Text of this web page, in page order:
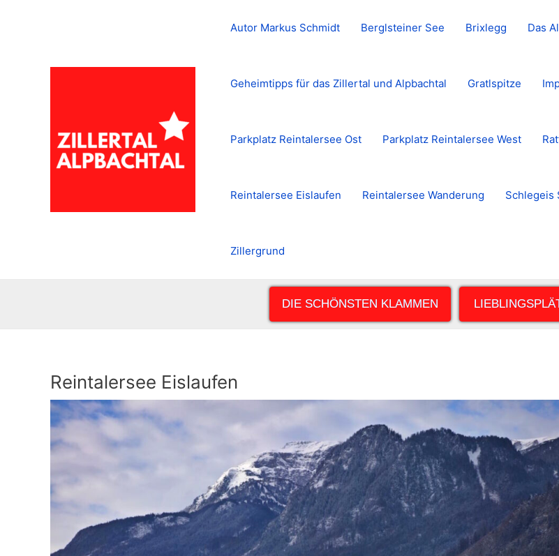
Autor Markus Schmidt Berglsteiner See Brixlegg Das
Geheimtipps für das Zillertal und Alpbachtal Gratlspitze
Parkplatz Reintalersee Ost Parkplatz Reintalersee West
Reintalersee Eislaufen Reintalersee Wanderung Schlegeis
Zillergrund
DIE SCHÖNSTEN KLAMMEN
Reintalersee Eislaufen